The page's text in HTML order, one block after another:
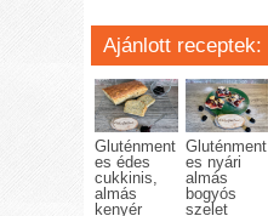
Ajánlott receptek:
Gluténment
es édes
cukkinis,
almás
kenyér
Gluténment
es nyári
almás
bogyós
szelet